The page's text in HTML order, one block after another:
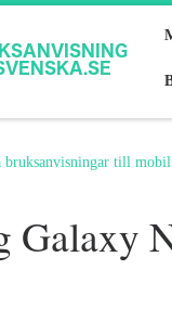
bruksanvisningar till
Galaxy